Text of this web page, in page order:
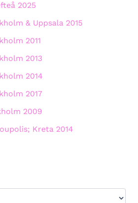
2025
& Uppsala 2015
2011
2013
2014
2017
2009
Kreta 2014